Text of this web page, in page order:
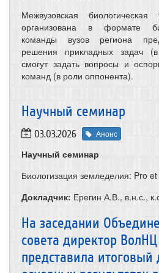
Межвузовская биологическая
организована в формате
команды вузов региона
решения прикладных задач
смогут задать вопросы и
команд (в роли оппонента).
​Научный семинар
03.03.2026 Анонс
Научный семинар
Биологизация земледелия: Pro
Докладчик: Ерегин А.В., в.н.с.,
На заседании
совета директор
представила итоговый